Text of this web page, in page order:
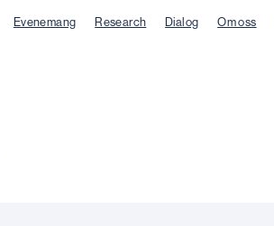
Evenemang Research Dialog Om oss